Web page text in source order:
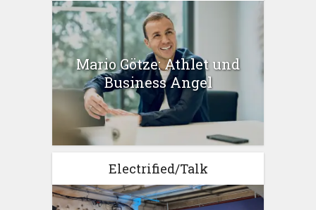
Mario Götze: Athlet und
Business Angel
Electrified/Talk